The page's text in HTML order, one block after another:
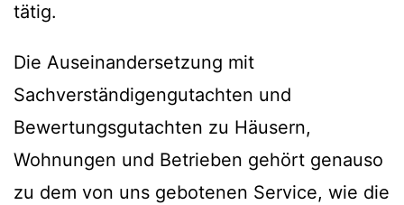
tätig.
Die Auseinandersetzung mit
Sachverständigengutachten und
Bewertungsgutachten zu Häusern,
Wohnungen und Betrieben gehört genauso
zu dem von uns gebotenen Service, wie die